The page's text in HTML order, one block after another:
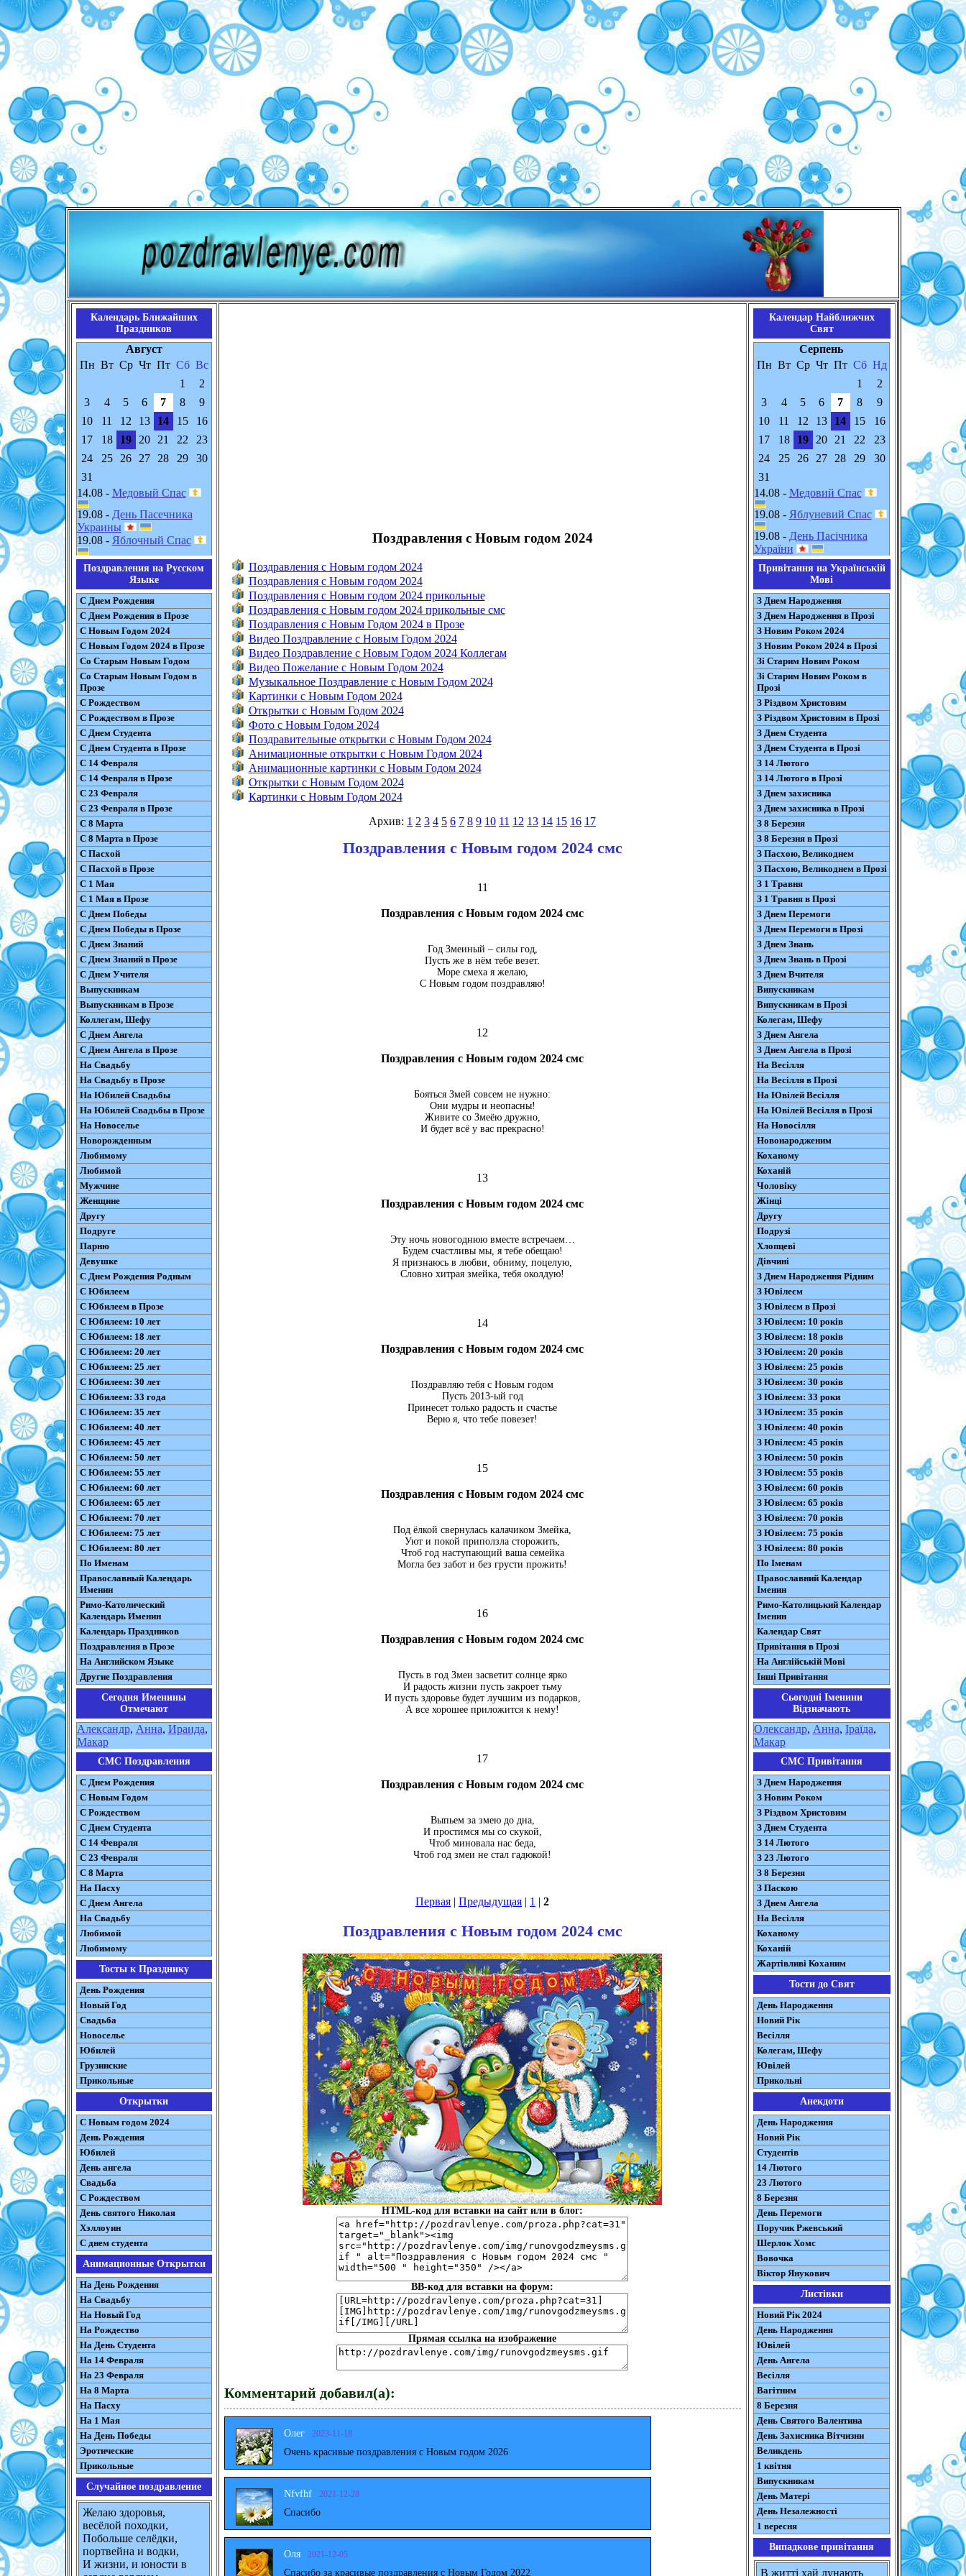
Календарь Ближайших
Праздников
Август
Пн Вт Ср Чт Пт Сб Вс
1
2
3
4 5 6 7 8
9
10
11 12 13 14 15
16
17
18 19 20 21 22
23
24
25 26 27 28 29
30
31
14.08 - Медовый Спас
19.08 - День Пасечника
Украины
19.08 - Яблочный Спас
Поздравления на Русском
Языке
С Днем Рождения
С Днем Рождения в Прозе
С Новым Годом 2024
С Новым Годом 2024 в Прозе
Со Старым Новым Годом
Со Старым Новым Годом в
Прозе
С Рождеством
С Рождеством в Прозе
С Днем Студента
С Днем Студента в Прозе
С 14 Февраля
С 14 Февраля в Прозе
С 23 Февраля
С 23 Февраля в Прозе
С 8 Марта
С 8 Марта в Прозе
С Пасхой
С Пасхой в Прозе
С 1 Мая
С 1 Мая в Прозе
С Днем Победы
С Днем Победы в Прозе
С Днем Знаний
С Днем Знаний в Прозе
С Днем Учителя
Выпускникам
Выпускникам в Прозе
Коллегам, Шефу
С Днем Ангела
С Днем Ангела в Прозе
На Свадьбу
На Свадьбу в Прозе
На Юбилей Свадьбы
На Юбилей Свадьбы в Прозе
На Новоселье
Новорожденным
Любимому
Любимой
Мужчине
Женщине
Другу
Подруге
Парню
Девушке
С Днем Рождения Родным
С Юбилеем
С Юбилеем в Прозе
С Юбилеем: 10 лет
С Юбилеем: 18 лет
С Юбилеем: 20 лет
С Юбилеем: 25 лет
С Юбилеем: 30 лет
С Юбилеем: 33 года
С Юбилеем: 35 лет
С Юбилеем: 40 лет
С Юбилеем: 45 лет
С Юбилеем: 50 лет
С Юбилеем: 55 лет
С Юбилеем: 60 лет
С Юбилеем: 65 лет
С Юбилеем: 70 лет
С Юбилеем: 75 лет
С Юбилеем: 80 лет
По Именам
Православный Календарь
Именин
Римо-Католический
Календарь Именин
Календарь Праздников
Поздравления в Прозе
На Английском Языке
Другие Поздравления
Сегодня Именины
Отмечают
Александр, Анна, Ираида,
Макар
СМС Поздравления
С Днем Рождения
С Новым Годом
С Рождеством
C Днем Студента
С 14 Февраля
С 23 Февраля
С 8 Марта
На Пасху
C Днем Ангела
На Свадьбу
Любимой
Любимому
Тосты к Празднику
День Рождения
Новый Год
Свадьба
Новоселье
Юбилей
Грузинские
Прикольные
Открытки
С Новым годом 2024
День Рождения
Юбилей
День ангела
Свадьба
С Рождеством
День святого Николая
Хэллоуин
С днем студента
Анимационные Открытки
На День Рождения
На Свадьбу
На Новый Год
На Рождество
На День Студента
На 14 Февраля
На 23 Февраля
На 8 Марта
На Пасху
На 1 Мая
На День Победы
Эротические
Прикольные
Случайное поздравление
Желаю здоровья,
весёлой походки,
Побольше селёдки,
портвейна и водки,
И жизни, и юности в
Поздравления с Новым годом 2024
Поздравления с Новым годом 2024
Поздравления с Новым годом 2024
Поздравления с Новым годом 2024 прикольные
Поздравления с Новым годом 2024 прикольные смс
Поздравления с Новым Годом 2024 в Прозе
Видео Поздравление с Новым Годом 2024
Видео Поздравление с Новым Годом 2024 Коллегам
Видео Пожелание с Новым Годом 2024
Музыкальное Поздравление с Новым Годом 2024
Картинки с Новым Годом 2024
Открытки с Новым Годом 2024
Фото с Новым Годом 2024
Поздравительные открытки с Новым Годом 2024
Анимационные открытки с Новым Годом 2024
Анимационные картинки с Новым Годом 2024
Открытки с Новым Годом 2024
Картинки с Новым Годом 2024
Архив: 1 2 3 4 5 6 7 8 9 10 11 12 13 14 15 16 17
Поздравления с Новым годом 2024 смс
11
Поздравления с Новым годом 2024 смс
Год Змеиный – силы год,
Пусть же в нём тебе везет.
Море смеха я желаю,
С Новым годом поздравляю!
12
Поздравления с Новым годом 2024 смс
Бояться Змей совсем не нужно:
Они мудры и неопасны!
Живите со Змеёю дружно,
И будет всё у вас прекрасно!
13
Поздравления с Новым годом 2024 смс
Эту ночь новогоднюю вместе встречаем…
Будем счастливы мы, я тебе обещаю!
Я признаюсь в любви, обниму, поцелую,
Словно хитрая змейка, тебя околдую!
14
Поздравления с Новым годом 2024 смс
Поздравляю тебя с Новым годом
Пусть 2013-ый год
Принесет только радость и счастье
Верю я, что тебе повезет!
15
Поздравления с Новым годом 2024 смс
Под ёлкой свернулась калачиком Змейка,
Уют и покой приползла сторожить,
Чтоб год наступающий ваша семейка
Могла без забот и без грусти прожить!
16
Поздравления с Новым годом 2024 смс
Пусть в год Змеи засветит солнце ярко
И радость жизни пусть закроет тьму
И пусть здоровье будет лучшим из подарков,
А все хорошее приложится к нему!
17
Поздравления с Новым годом 2024 смс
Выпьем за змею до дна,
И простимся мы со скукой,
Чтоб миновала нас беда,
Чтоб год змеи не стал гадюкой!
Первая | Предыдущая | 1 | 2
Поздравления с Новым годом 2024 смс
HTML-код для вставки на сайт или в блог:
BB-код для вставки на форум:
Прямая ссылка на изображение
Комментарий добавил(а):
Олег 2023-11-18
Очень красивые поздравления с Новым годом 2026
Nfvfhf 2021-12-28
Спасибо
Оля 2021-12-05
Спасибо за красивые поздравления с Новым Годом 2022
Календар Найближчих
Свят
Серпень
Пн Вт Ср Чт Пт Сб Нд
1
2
3
4 5 6 7 8
9
10
11 12 13 14 15
16
17
18 19 20 21 22
23
24
25 26 27 28 29
30
31
14.08 - Медовий Спас
19.08 - Яблуневий Спас
19.08 - День Пасічника
України
Привітання на Українській
Мові
З Днем Народження
З Днем Народження в Прозі
З Новим Роком 2024
З Новим Роком 2024 в Прозі
Зі Старим Новим Роком
Зі Старим Новим Роком в
Прозі
З Різдвом Христовим
З Різдвом Христовим в Прозі
З Днем Студента
З Днем Студента в Прозі
З 14 Лютого
З 14 Лютого в Прозі
З Днем захисника
З Днем захисника в Прозі
З 8 Березня
З 8 Березня в Прозі
З Пасхою, Великоднем
З Пасхою, Великоднем в Прозі
З 1 Травня
З 1 Травня в Прозі
З Днем Перемоги
З Днем Перемоги в Прозі
З Днем Знань
З Днем Знань в Прозі
З Днем Вчителя
Випускникам
Випускникам в Прозі
Колегам, Шефу
З Днем Ангела
З Днем Ангела в Прозі
На Весілля
На Весілля в Прозі
На Ювілей Весілля
На Ювілей Весілля в Прозі
На Новосілля
Новонародженим
Коханому
Коханій
Чоловіку
Жінці
Другу
Подрузі
Хлопцеві
Дівчині
З Днем Народження Рідним
З Ювілеєм
З Ювілеєм в Прозі
З Ювілеєм: 10 років
З Ювілеєм: 18 років
З Ювілеєм: 20 років
З Ювілеєм: 25 років
З Ювілеєм: 30 років
З Ювілеєм: 33 роки
З Ювілеєм: 35 років
З Ювілеєм: 40 років
З Ювілеєм: 45 років
З Ювілеєм: 50 років
З Ювілеєм: 55 років
З Ювілеєм: 60 років
З Ювілеєм: 65 років
З Ювілеєм: 70 років
З Ювілеєм: 75 років
З Ювілеєм: 80 років
По Іменам
Православний Календар
Іменин
Римо-Католицький Календар
Іменин
Календар Свят
Привітання в Прозі
На Англійській Мові
Інші Привітання
Сьогодні Іменини
Відзначають
Олександр, Анна, Іраїда,
Макар
СМС Привітання
З Днем Народження
З Новим Роком
З Різдвом Христовим
З Днем Студента
З 14 Лютого
З 23 Лютого
З 8 Березня
З Паскою
З Днем Ангела
На Весілля
Коханому
Коханій
Жартівливі Коханим
Тости до Свят
День Народження
Новий Рік
Весілля
Колегам, Шефу
Ювілей
Прикольні
Анекдоти
День Народження
Новий Рік
Студентів
14 Лютого
23 Лютого
8 Березня
День Перемоги
Поручик Ржевський
Шерлок Хомс
Вовочка
Віктор Янукович
Листівки
Новий Рік 2024
День Народження
Ювілей
День Ангела
Весілля
Вагітним
8 Березня
День Святого Валентина
День Захисника Вітчизни
Великдень
1 квітня
Випускникам
День Матері
День Незалежності
1 вересня
Випадкове привітання
В житті хай лунають